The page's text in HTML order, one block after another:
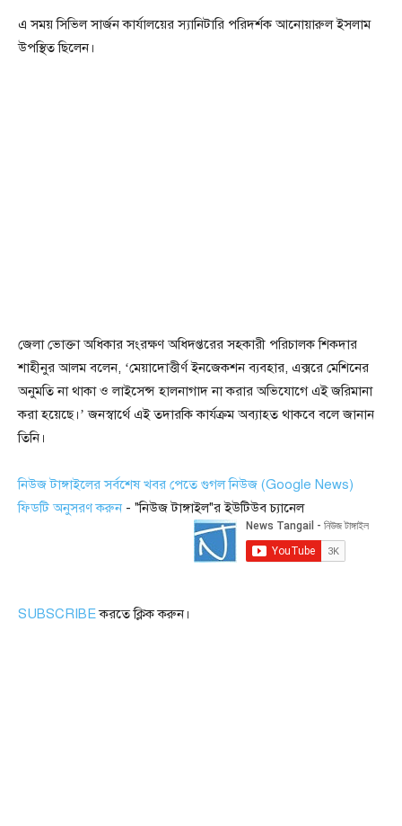
এ সময় সিভিল সার্জন কার্যালয়ের স্যানিটারি পরিদর্শক আনোয়ারুল ইসলাম
উপস্থিত ছিলেন।
জেলা ভোক্তা অধিকার সংরক্ষণ অধিদপ্তরের সহকারী পরিচালক শিকদার
শাহীনুর আলম বলেন, ‘মেয়াদোত্তীর্ণ ইনজেকশন ব্যবহার, এক্সরে মেশিনের
অনুমতি না থাকা ও লাইসেন্স হালনাগাদ না করার অভিযোগে এই জরিমানা
করা হয়েছে।’ জনস্বার্থে এই তদারকি কার্যক্রম অব্যাহত থাকবে বলে জানান
তিনি।
নিউজ টাঙ্গাইলের সর্বশেষ খবর পেতে গুগল নিউজ (Google News)
ফিডটি অনুসরণ করুন - "নিউজ টাঙ্গাইল"র ইউটিউব চ্যানেল
SUBSCRIBEকরতে ক্লিক করুন।